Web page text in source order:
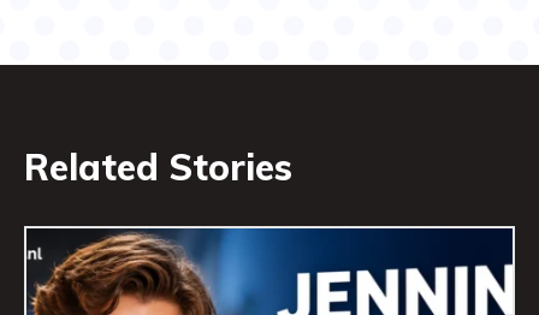
Related Stories